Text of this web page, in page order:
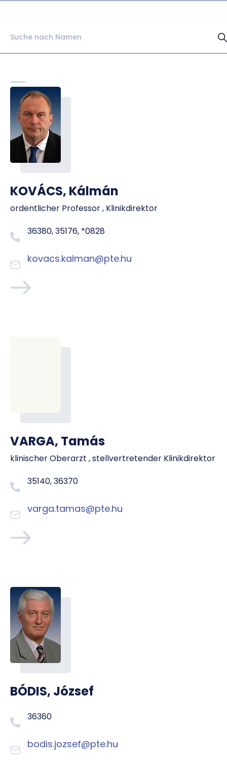
KOVÁCS, Kálmán
ordentlicher Professor , Klinikdirektor
36380, 35176, *0828
kovacs.kalman@pte.hu
VARGA, Tamás
klinischer Oberarzt , stellvertretender Klinikdirektor
35140, 36370
varga.tamas@pte.hu
BÓDIS, József
36360
bodis.jozsef@pte.hu